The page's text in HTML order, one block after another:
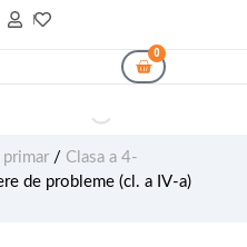
0
primar / Clasa a 4-
de probleme (cl. a IV-a)